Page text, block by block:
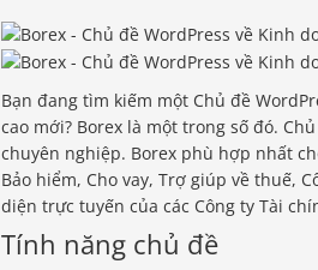
Bạn đang tìm kiếm một Chủ đề
cao mới? Borex là một trong số đó.
chuyên nghiệp. Borex phù hợp nhất
Bảo hiểm, Cho vay, Trợ giúp về thuế,
diện trực tuyến của các Công ty Tài
Tính năng chủ đề